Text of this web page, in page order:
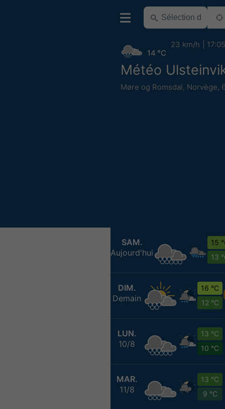
Météo
Møre og Romsdal, Norvège,
14 °C
23 km/h 17:05
SAM.
Aujourd'hui
15
13
DIM.
Demain
16 °C
12 °C
LUN.
10/8
13 °C
10 °C
MAR.
11/8
13 °C
9 °C